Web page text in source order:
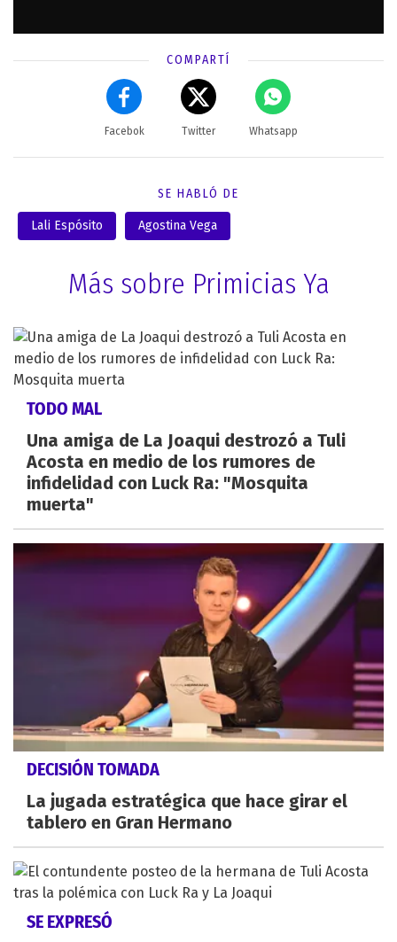
COMPARTÍ
Facebok Twitter Whatsapp
SE HABLÓ DE
Lali Espósito Agostina Vega
Más sobre Primicias Ya
TODO MAL
Una amiga de La Joaqui destrozó a Tuli
Acosta en medio de los rumores de
infidelidad con Luck Ra: "Mosquita
muerta"
DECISIÓN TOMADA
La jugada estratégica que hace girar el
tablero en Gran Hermano
SE EXPRESÓ